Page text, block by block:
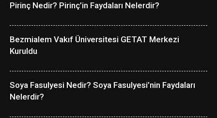
Pirinç Nedir? Pirinç’in Faydaları Nelerdir?
Bezmialem Vakıf Üniversitesi GETAT Merkezi
Kuruldu
Soya Fasulyesi Nedir? Soya Fasulyesi’nin Faydaları
Nelerdir?